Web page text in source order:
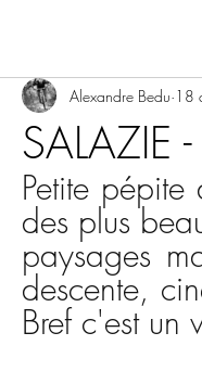
SALAZIE
Alexandre Bedu 18
Petite
des plus
paysages
descente,
Bref c'est un